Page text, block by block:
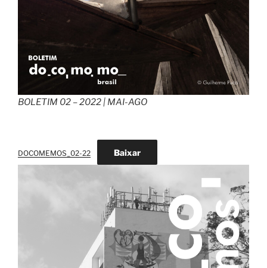
BOLETIM 02 – 2022 | MAI-AGO
DOCOMEMOS_02-22 Baixar